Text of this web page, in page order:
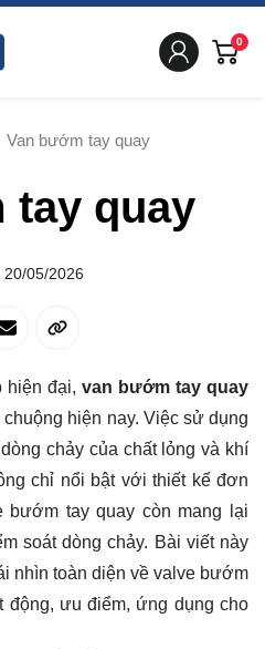
0
Van bướm tay quay
tay quay
20/05/2026
hiện đại, van bướm tay quay
hiện nay. Việc sử dụng
chảy của chất lỏng và khí
chỉ nổi bật với thiết kế đơn
bướm tay quay còn mang lại
soát dòng chảy. Bài viết này
nhìn toàn diện về valve bướm
động, ưu điểm, ứng dụng cho